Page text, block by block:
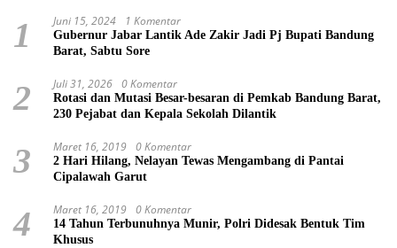
1 Juni 15, 2024 1 Komentar
Gubernur Jabar Lantik Ade Zakir Jadi Pj Bupati Bandung
Barat, Sabtu Sore
2 Juli 31, 2026 0 Komentar
Rotasi dan Mutasi Besar-besaran di Pemkab Bandung Barat,
230 Pejabat dan Kepala Sekolah Dilantik
3 Maret 16, 2019 0 Komentar
2 Hari Hilang, Nelayan Tewas Mengambang di Pantai
Cipalawah Garut
4 Maret 16, 2019 0 Komentar
14 Tahun Terbunuhnya Munir, Polri Didesak Bentuk Tim
Khusus